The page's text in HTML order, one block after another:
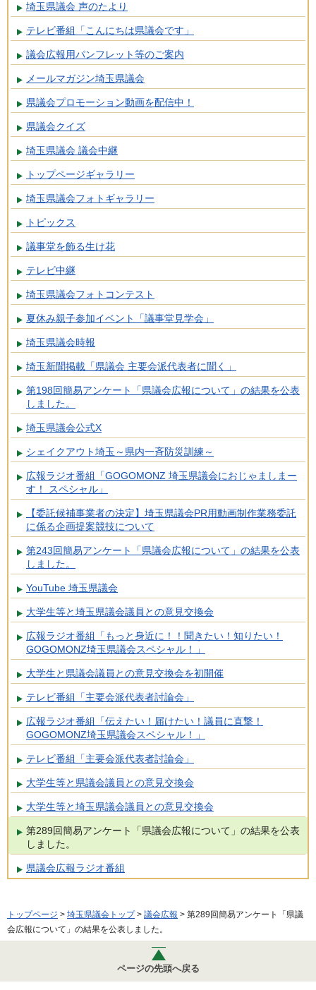
埼玉県議会 声のたより
テレビ番組「こんにちは県議会です」
議会広報用パンフレット等のご案内
メールマガジン埼玉県議会
県議会プロモーション動画を配信中！
県議会クイズ
埼玉県議会 議会中継
トップページギャラリー
埼玉県議会フォトギャラリー
トピックス
議事堂を飾る生け花
テレビ中継
埼玉県議会フォトコンテスト
夏休み親子参加イベント「議事堂見学会」
埼玉県議会時報
埼玉新聞掲載「県議会 主要会派代表者に聞く」
第198回簡易アンケート「県議会広報について」の結果を公表
しました。
埼玉県議会公式X
シェイクアウト埼玉～県内一斉防災訓練～
広報ラジオ番組「GOGOMONZ 埼玉県議会におじゃましまー
す！ スペシャル」
【委託候補事業者の決定】埼玉県議会PR用動画制作業務委託
に係る企画提案競技について
第243回簡易アンケート「県議会広報について」の結果を公表
しました。
YouTube 埼玉県議会
大学生等と埼玉県議会議員との意見交換会
広報ラジオ番組「もっと身近に！！聞きたい！知りたい！
GOGOMONZ埼玉県議会スペシャル！」
大学生と県議会議員との意見交換会を初開催
テレビ番組「主要会派代表者討論会」
広報ラジオ番組「伝えたい！届けたい！議員に直撃！
GOGOMONZ埼玉県議会スペシャル！」
テレビ番組「主要会派代表者討論会」
大学生等と県議会議員との意見交換会
大学生等と埼玉県議会議員との意見交換会
第289回簡易アンケート「県議会広報について」の結果を公表
しました。
県議会広報ラジオ番組
トップページ > 埼玉県議会トップ> 議会広報 > 第289回簡易アンケート「県議
会広報について」の結果を公表しました。
ページの先頭へ戻る